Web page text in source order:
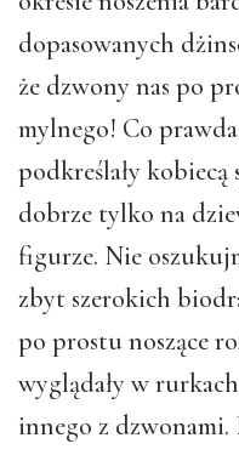
dopasowanych
że dzwony nas po
mylnego! Co
podkreślały
dobrze tylko na
figurze. Nie
zbyt szerokich
po prostu noszące
wyglądały w
innego z dzwonami.